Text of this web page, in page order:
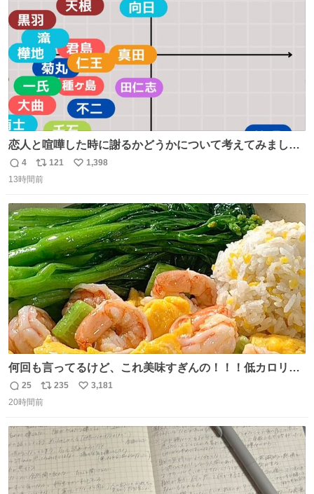
恋人と喧嘩した時に謝るかどうかについて考えてみました
💭 ▶︎自分から謝る or 悪くないなら謝らない ▶︎ねちねちす
る or さっぱりしている 個人的見解です！色々と許してく
返
信
4
リ
ポ
ト
数
121
い
数
1,398
13時間前
何回も言ってるけど、これ美味すぎんの！！！低カロリー
で満足感エグいから一生食べてる😭
返
信
25
リ
ポ
ト
数
235
い
数
3,181
20時間前